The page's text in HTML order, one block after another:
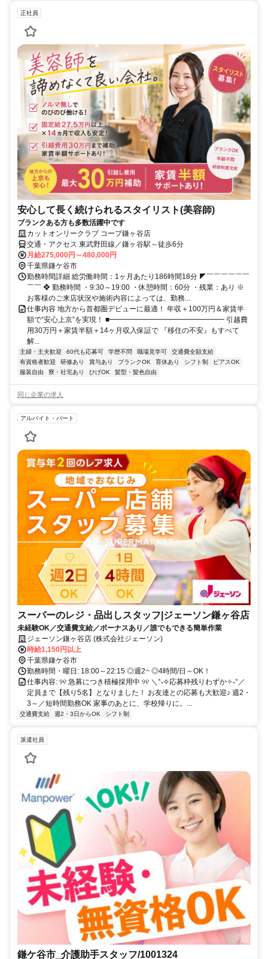
正社員
安心して長く続けられるスタイリスト(美容師)
ブランクある方も多数活躍中です
カットオンリークラブ コープ鎌ヶ谷店
交通・アクセス 東武野田線／鎌ヶ谷駅～徒歩6分
月給275,000円～480,000円
千葉県鎌ケ谷市
勤務時間詳細 総労働時間：1ヶ月あたり186時間18分 ◤￣￣￣￣￣￣
￣￣ ❖ 勤務時間 ・9:30～19:00 ・休憩時間：60分 ・残業：あり ※
お客様のご来店状況や施術内容によっては、勤務...
仕事内容 地方から首都圏デビューに最適！ 年収＋100万円＆家賃半
額で“安心上京”を実現！ ■━━━━━━━━━━━━━━━━ 引越費
用30万円＋家賃半額＋14ヶ月収入保証で 『移住の不安』もすべて
解...
主婦・主夫歓迎 60代も応募可 学歴不問 職場見学可
交通費全額支給
有資格者歓迎
研修あり 賞与あり ブランクOK 育休あり シフト制
ピアスOK
服装自由
寮・社宅あり ひげOK 髪型・髪色自由
同じ企業の求人
アルバイト・パート
スーパーのレジ・品出しスタッフ|ジェーソン鎌ヶ谷店
未経験OK／交通費支給／ボーナスあり／誰でもできる簡単作業
ジェーソン鎌ヶ谷店 (株式会社ジェーソン)
時給1,150円以上
千葉県鎌ケ谷市
勤務時間・曜日: 18:00～22:15 ◎週2~ ◎4時間/日～OK！
仕事内容: ୨୧ 急募につき積極採用中 ୨୧ ＼°˖✧応募枠残りわずか✧˖°／
定員まで【残り5名】となりました！ お友達との応募も大歓迎♪ 週2・
3～／短時間勤務OK 家事のあとに、学校帰りに。...
交通費支給 週2・3日からOK シフト制
派遣社員
鎌ケ谷市_介護助手スタッフ/1001324